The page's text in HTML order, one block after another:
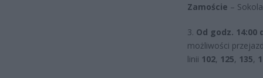
Zamoście –
3. Od godz.
możliwości
linii 102, 125, 135,